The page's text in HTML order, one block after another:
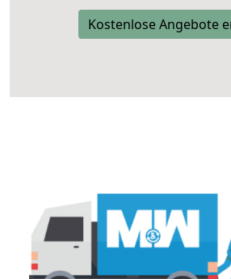
Kostenlose Angebote